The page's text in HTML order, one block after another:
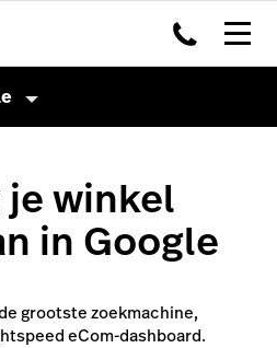
je winkel
in Google
grootste zoekmachine,
eCom-dashboard.